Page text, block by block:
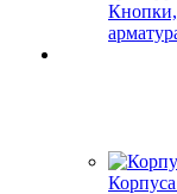
Кнопки,